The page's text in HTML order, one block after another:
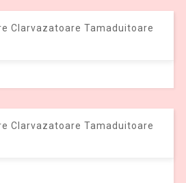
Clarvazatoare Tamaduitoare
Clarvazatoare Tamaduitoare